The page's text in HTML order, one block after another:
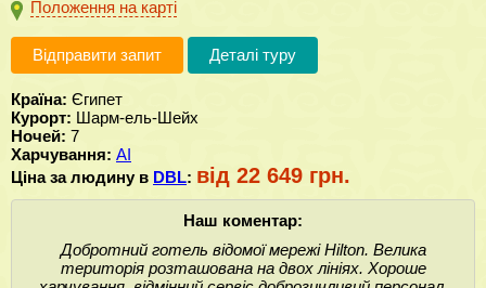
Положення на карті
Відправити запит Деталі туру
Країна: Єгипет
Курорт: Шарм-ель-Шейх
Ночей: 7
Харчування: AI
Ціна за людину в DBL: від 22 649 грн.
Наш коментар:
Добротний готель відомої мережі Hilton. Велика
територія розташована на двох лініях. Хороше